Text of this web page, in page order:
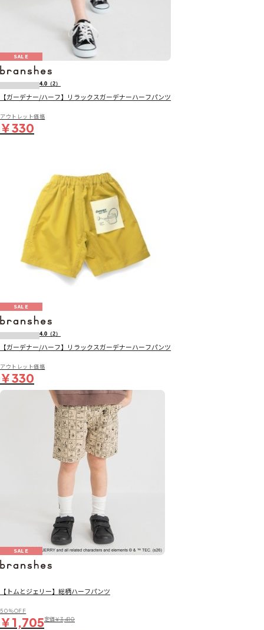
SALE
4.0 （2）
【ガーデナー/ハーフ】リラックスガーデナーハーフパンツ
アウトレット価格
￥330
SALE
4.0 （2）
【ガーデナー/ハーフ】リラックスガーデナーハーフパンツ
アウトレット価格
￥330
SALE
【トムとジェリー】総柄ハーフパンツ
50％OFF
￥1,705定価￥3,410